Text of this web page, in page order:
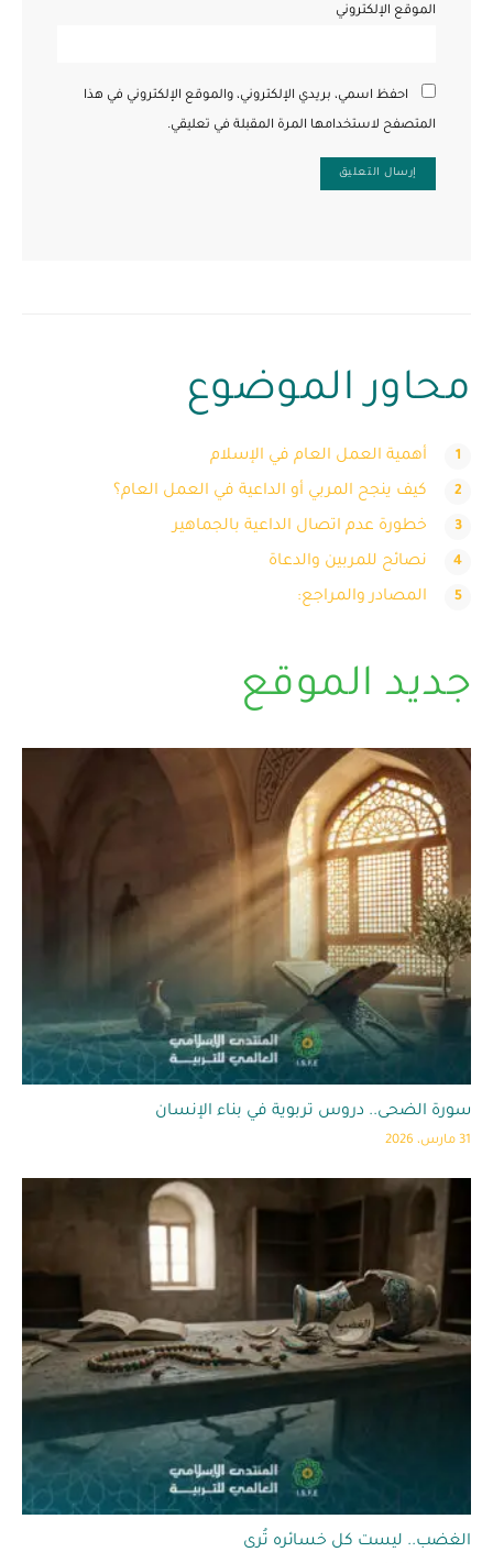
الموقع الإلكتروني
احفظ اسمي، بريدي الإلكتروني، والموقع الإلكتروني في هذا
المتصفح لاستخدامها المرة المقبلة في تعليقي.
محاور الموضوع
أهمية العمل العام في الإسلام
كيف ينجح المربي أو الداعية في العمل العام؟
خطورة عدم اتصال الداعية بالجماهير
نصائح للمربين والدعاة
المصادر والمراجع:
جديد الموقع
سورة الضحى.. دروس تربوية في بناء الإنسان
31 مارس، 2026
الغضب.. ليست كل خسائره تُرى